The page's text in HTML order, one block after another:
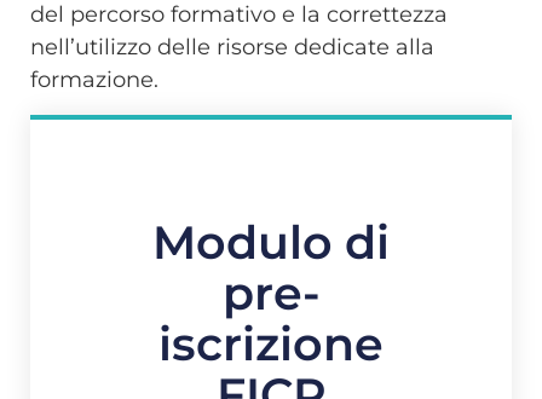
del percorso formativo e la correttezza
nell’utilizzo delle risorse dedicate alla
formazione.
Modulo di
pre-
iscrizione